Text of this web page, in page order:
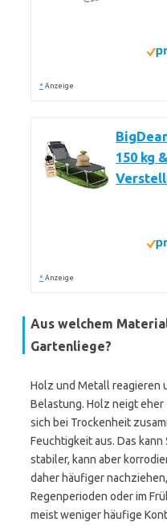
* Anzeige
150 kg
* Anzeige
Aus welchem
Gartenliege?
Holz und Metall reagieren
Belastung. Holz neigt
sich bei Trockenheit
Feuchtigkeit aus. Das
stabiler, kann aber
daher häufiger
Regenperioden oder im
meist weniger häufige